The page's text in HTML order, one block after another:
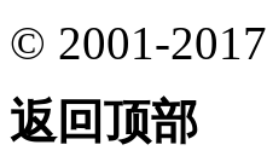
© 2001-2017
返回顶部